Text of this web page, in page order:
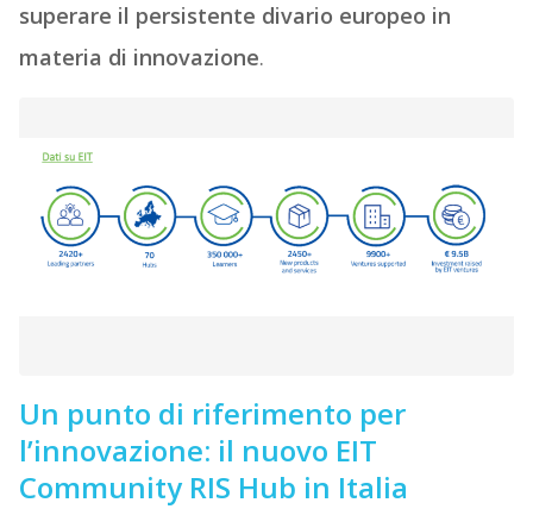
superare il persistente divario europeo in
materia di innovazione.
Un punto di riferimento per
l’innovazione: il nuovo EIT
Community RIS Hub in Italia